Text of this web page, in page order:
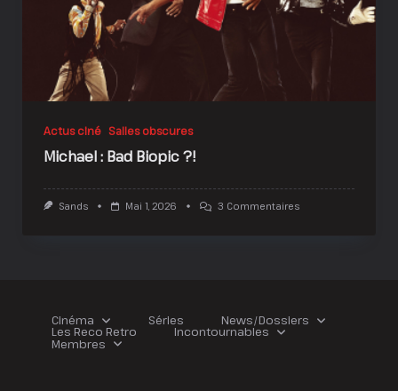
Actus ciné Salles obscures
Michael : Bad Biopic ?!
Sands Mai 1, 2026 3 CommentairesSur
Cinéma Séries News/Dossiers
Les Reco Retro Incontournables
Membres